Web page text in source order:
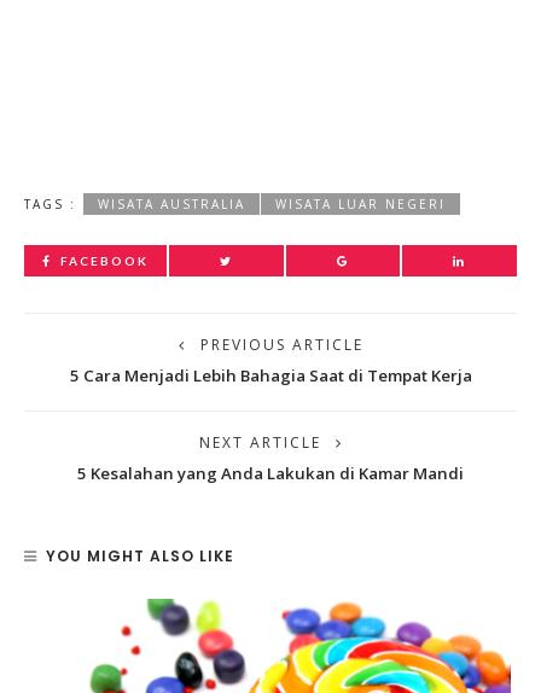
TAGS : WISATA AUSTRALIA WISATA LUAR NEGERI
FACEBOOK
PREVIOUS ARTICLE
5 Cara Menjadi Lebih Bahagia Saat di Tempat Kerja
NEXT ARTICLE
5 Kesalahan yang Anda Lakukan di Kamar Mandi
YOU MIGHT ALSO LIKE